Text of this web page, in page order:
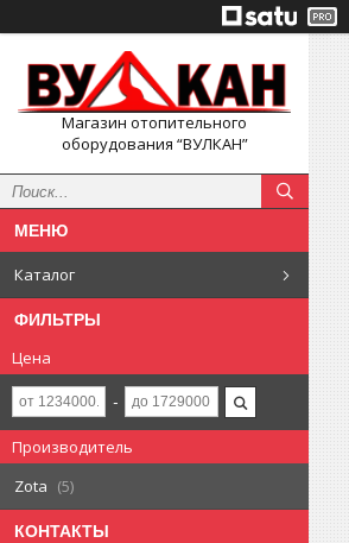
Магазин отопительного
оборудования “ВУЛКАН”
Каталог
ФИЛЬТРЫ
Цена
Производитель
Zota
5
КОНТАКТЫ